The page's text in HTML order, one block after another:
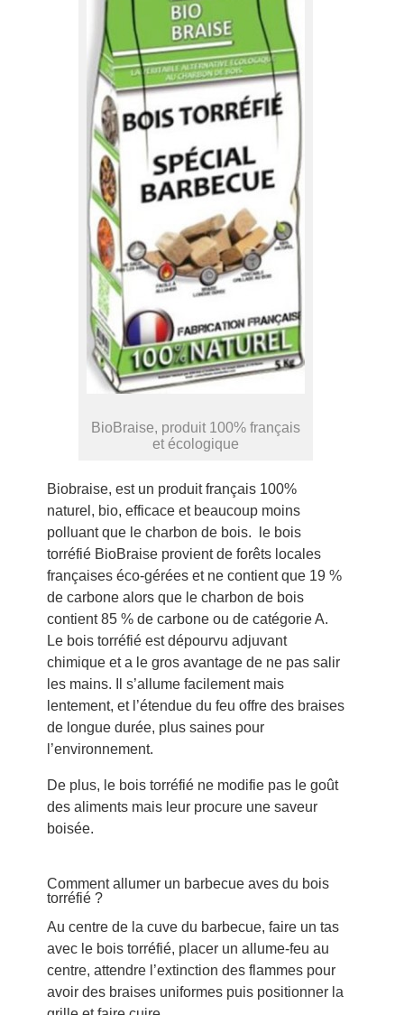
BioBraise, produit 100% français
et écologique
Biobraise, est un produit français 100%
naturel, bio, efficace et beaucoup moins
polluant que le charbon de bois. le bois
torréfié BioBraise provient de forêts locales
françaises éco-gérées et ne contient que 19 %
de carbone alors que le charbon de bois
contient 85 % de carbone ou de catégorie A.
Le bois torréfié est dépourvu adjuvant
chimique et a le gros avantage de ne pas salir
les mains. Il s’allume facilement mais
lentement, et l’étendue du feu offre des braises
de longue durée, plus saines pour
l’environnement.
De plus, le bois torréfié ne modifie pas le goût
des aliments mais leur procure une saveur
boisée.
Comment allumer un barbecue aves du bois
torréfié ?
Au centre de la cuve du barbecue, faire un tas
avec le bois torréfié, placer un allume-feu au
centre, attendre l’extinction des flammes pour
avoir des braises uniformes puis positionner la